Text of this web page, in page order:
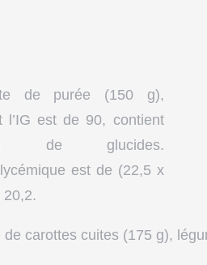
de purée (150 g),
l’IG est de 90, contient
de glucides.
est de (22,5 x
20,2.
de carottes cuites (175 g),